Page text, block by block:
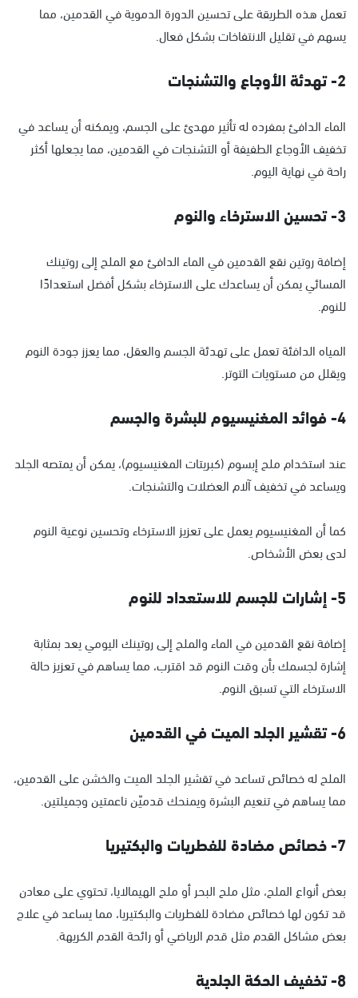
تعمل هذه الطريقة على تحسين الدورة الدموية في القدمين، مما
يسهم في تقليل الانتفاخات بشكل فعال.
2- تهدئة الأوجاع والتشنجات
الماء الدافئ بمفرده له تأثير مهدئ على الجسم، ويمكنه أن يساعد في
تخفيف الأوجاع الطفيفة أو التشنجات في القدمين، مما يجعلها أكثر
راحة في نهاية اليوم.
3- تحسين الاسترخاء والنوم
إضافة روتين نقع القدمين في الماء الدافئ مع الملح إلى روتينك
المسائي يمكن أن يساعدك على الاسترخاء بشكل أفضل استعدادًا
للنوم.
المياه الدافئة تعمل على تهدئة الجسم والعقل، مما يعزز جودة النوم
ويقلل من مستويات التوتر.
4- فوائد المغنيسيوم للبشرة والجسم
عند استخدام ملح إبسوم (كبريتات المغنيسيوم)، يمكن أن يمتصه الجلد
ويساعد في تخفيف آلام العضلات والتشنجات.
كما أن المغنيسيوم يعمل على تعزيز الاسترخاء وتحسين نوعية النوم
لدى بعض الأشخاص.
5- إشارات للجسم للاستعداد للنوم
إضافة نقع القدمين في الماء والملح إلى روتينك اليومي يعد بمثابة
إشارة لجسمك بأن وقت النوم قد اقترب، مما يساهم في تعزيز حالة
الاسترخاء التي تسبق النوم.
6- تقشير الجلد الميت في القدمين
الملح له خصائص تساعد في تقشير الجلد الميت والخشن على القدمين،
مما يساهم في تنعيم البشرة ويمنحك قدميّن ناعمتين وجميلتين.
7- خصائص مضادة للفطريات والبكتيريا
بعض أنواع الملح، مثل ملح البحر أو ملح الهيمالايا، تحتوي على معادن
قد تكون لها خصائص مضادة للفطريات والبكتيريا، مما يساعد في علاج
بعض مشاكل القدم مثل قدم الرياضي أو رائحة القدم الكريهة.
8- تخفيف الحكة الجلدية